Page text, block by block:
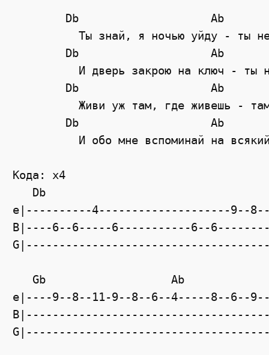
Db
Ab
Ты знай, я ночью уйду - ты
Db
Ab
И дверь закрою на ключ - ты
Db
Ab
Живи уж там, где живешь -
Db
Ab
И обо мне вспоминай на
Кода: x4
Db
e|----------4--------------------9--
B|----6--6-----6-----------6--
Gb
Ab
e|----9--8--11-9--8--6--4-----8--6--